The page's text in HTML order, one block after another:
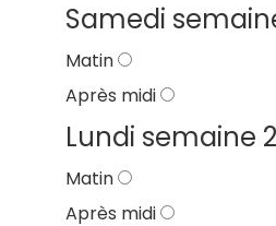
Samedi
Matin
Après midi
Lundi semaine 2
Matin
Après midi